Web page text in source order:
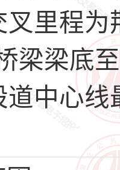
里程为
梁梁底
道中心线